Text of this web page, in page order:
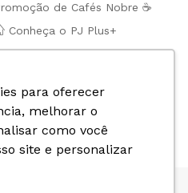
para oferecer
melhorar o
como você
site e personalizar
de Cafés Nobre ☕
Conheça o PJ Plus+